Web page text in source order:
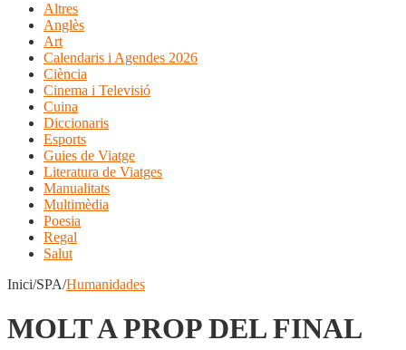
Altres
Anglès
Art
Calendaris i Agendes 2026
Ciència
Cinema i Televisió
Cuina
Diccionaris
Esports
Guies de Viatge
Literatura de Viatges
Manualitats
Multimèdia
Poesia
Regal
Salut
Inici/SPA/Humanidades
MOLT A PROP DEL FINAL